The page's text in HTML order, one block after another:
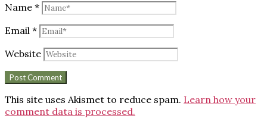
Name *
Email *
Website
This site uses Akismet to reduce spam. Learn how your
comment data is processed.